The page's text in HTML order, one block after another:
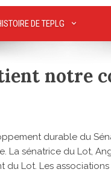
DE TEPLG
notre
durable du
La sénatrice du Lot,
Lot. Les associations